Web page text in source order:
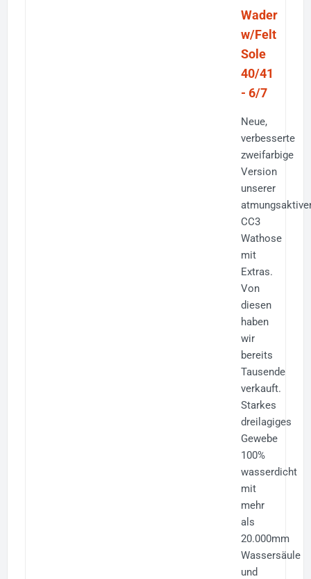
Wader
w/Felt
Sole
40/41
- 6/7
Neue,
verbesserte
zweifarbige
Version
unserer
CC3
Wathose
mit
Extras.
Von
diesen
haben
wir
bereits
Tausende
verkauft.
Starkes
dreilagiges
Gewebe
100%
wasserdicht
mit
mehr
als
20.000mm
Wassersäule
und